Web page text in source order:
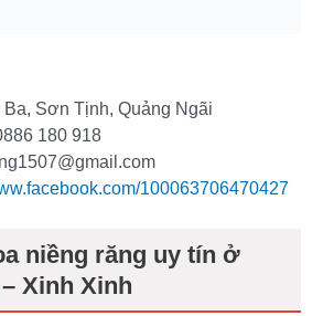
Sơn Tịnh, Quảng Ngãi
180 918
100063706470427
niềng răng uy tín ở
Xinh Xinh